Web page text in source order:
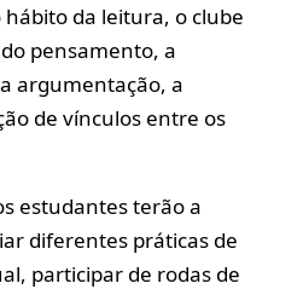
da leitura, o clube
pensamento, a
argumentação, a
de vínculos entre os
estudantes terão a
diferentes práticas de
participar de rodas de